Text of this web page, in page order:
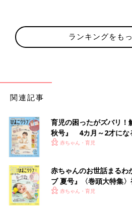
ランキングをも
関連記事
育児の困ったがズバリ！
秋号』 4カ月～2才にな
いっぱい！
赤ちゃん・育児
赤ちゃんのお世話まるわ
ブ 夏号』〈巻頭大特集
く！ おっぱい・ミルクの
赤ちゃん・育児